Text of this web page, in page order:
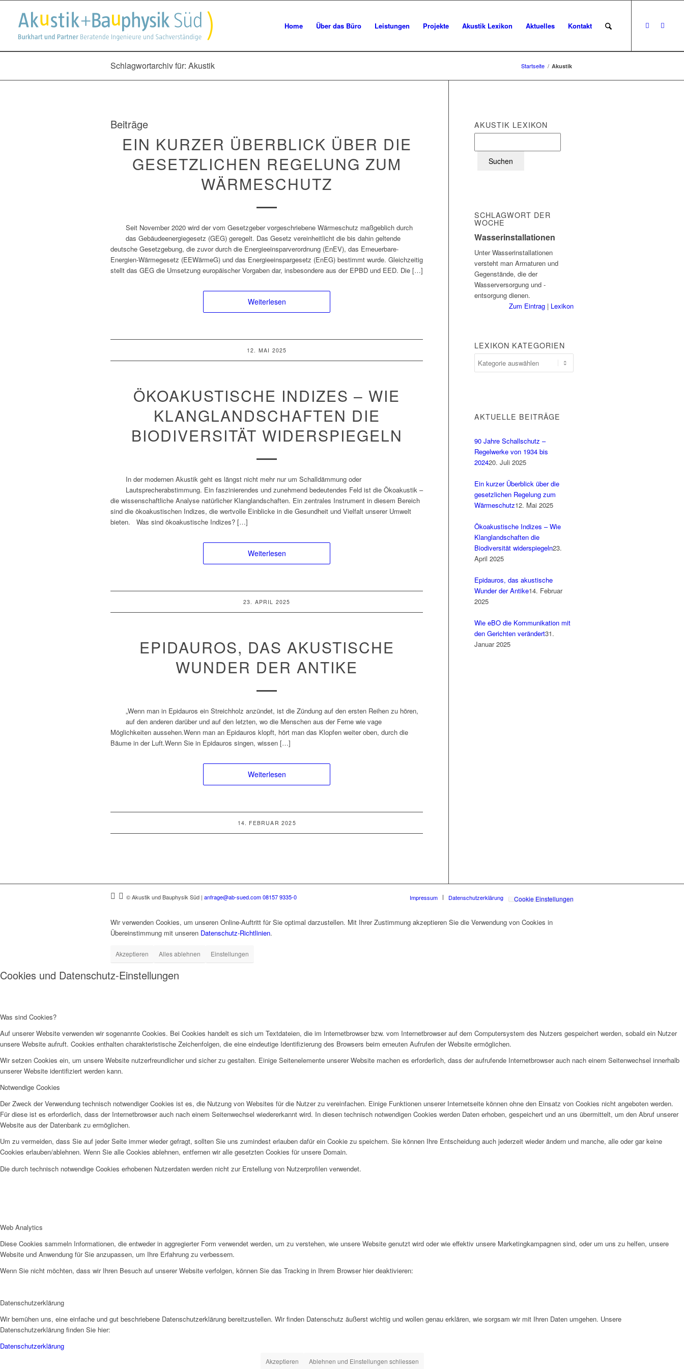
Home Über das Büro Leistungen Projekte Akustik Lexikon Aktuelles Kontakt
Schlagwortarchiv für: Akustik Startseite / Akustik
Beiträge
EIN KURZER ÜBERBLICK ÜBER DIE
GESETZLICHEN REGELUNG ZUM
WÄRMESCHUTZ
Seit November 2020 wird der vom Gesetzgeber vorgeschriebene Wärmeschutz maßgeblich durch
das Gebäudeenergiegesetz (GEG) geregelt. Das Gesetz vereinheitlicht die bis dahin geltende
deutsche Gesetzgebung, die zuvor durch die Energieeinsparverordnung (EnEV), das Erneuerbare-
Energien-Wärmegesetz (EEWärmeG) und das Energieeinspargesetz (EnEG) bestimmt wurde. Gleichzeitig
stellt das GEG die Umsetzung europäischer Vorgaben dar, insbesondere aus der EPBD und EED. Die […]
Weiterlesen
12. MAI 2025
ÖKOAKUSTISCHE INDIZES – WIE
KLANGLANDSCHAFTEN DIE
BIODIVERSITÄT WIDERSPIEGELN
In der modernen Akustik geht es längst nicht mehr nur um Schalldämmung oder
Lautsprecherabstimmung. Ein faszinierendes und zunehmend bedeutendes Feld ist die Ökoakustik –
die wissenschaftliche Analyse natürlicher Klanglandschaften. Ein zentrales Instrument in diesem Bereich
sind die ökoakustischen Indizes, die wertvolle Einblicke in die Gesundheit und Vielfalt unserer Umwelt
bieten. Was sind ökoakustische Indizes? […]
Weiterlesen
23. APRIL 2025
EPIDAUROS, DAS AKUSTISCHE
WUNDER DER ANTIKE
„Wenn man in Epidauros ein Streichholz anzündet, ist die Zündung auf den ersten Reihen zu hören,
auf den anderen darüber und auf den letzten, wo die Menschen aus der Ferne wie vage
Möglichkeiten aussehen.Wenn man an Epidauros klopft, hört man das Klopfen weiter oben, durch die
Bäume in der Luft.Wenn Sie in Epidauros singen, wissen […]
Weiterlesen
14. FEBRUAR 2025
AKUSTIK LEXIKON
SCHLAGWORT DER
WOCHE
Wasserinstallationen
Unter Wasserinstallationen
versteht man Armaturen und
Gegenstände, die der
Wasserversorgung und -
entsorgung dienen.
Zum Eintrag | Lexikon
LEXIKON KATEGORIEN
AKTUELLE BEITRÄGE
90 Jahre Schallschutz –
Regelwerke von 1934 bis
202420. Juli 2025
Ein kurzer Überblick über die
gesetzlichen Regelung zum
Wärmeschutz12. Mai 2025
Ökoakustische Indizes – Wie
Klanglandschaften die
Biodiversität widerspiegeln23.
April 2025
Epidauros, das akustische
Wunder der Antike14. Februar
2025
Wie eBO die Kommunikation mit
den Gerichten verändert31.
Januar 2025
© Akustik und Bauphysik Süd | anfrage@ab-sued.com08157 9335-0 Impressum Datenschutzerklärung Cookie Einstellungen
Wir verwenden Cookies, um unseren Online-Auftritt für Sie optimal darzustellen. Mit Ihrer Zustimmung akzeptieren Sie die Verwendung von Cookies in
Übereinstimmung mit unseren Datenschutz-Richtlinien.
Akzeptieren Alles ablehnen Einstellungen
Cookies und Datenschutz-Einstellungen
Was sind Cookies?
Auf unserer Website verwenden wir sogenannte Cookies. Bei Cookies handelt es sich um Textdateien, die im Internetbrowser bzw. vom Internetbrowser auf dem Computersystem des Nutzers gespeichert werden, sobald ein Nutzer
unsere Website aufruft. Cookies enthalten charakteristische Zeichenfolgen, die eine eindeutige Identifizierung des Browsers beim erneuten Aufrufen der Website ermöglichen.
Wir setzen Cookies ein, um unsere Website nutzerfreundlicher und sicher zu gestalten. Einige Seitenelemente unserer Website machen es erforderlich, dass der aufrufende Internetbrowser auch nach einem Seitenwechsel innerhalb
unserer Website identifiziert werden kann.
Notwendige Cookies
Der Zweck der Verwendung technisch notwendiger Cookies ist es, die Nutzung von Websites für die Nutzer zu vereinfachen. Einige Funktionen unserer Internetseite können ohne den Einsatz von Cookies nicht angeboten werden.
Für diese ist es erforderlich, dass der Internetbrowser auch nach einem Seitenwechsel wiedererkannt wird. In diesen technisch notwendigen Cookies werden Daten erhoben, gespeichert und an uns übermittelt, um den Abruf unserer
Website aus der Datenbank zu ermöglichen.
Um zu vermeiden, dass Sie auf jeder Seite immer wieder gefragt, sollten Sie uns zumindest erlauben dafür ein Cookie zu speichern. Sie können Ihre Entscheidung auch jederzeit wieder ändern und manche, alle oder gar keine
Cookies erlauben/ablehnen. Wenn Sie alle Cookies ablehnen, entfernen wir alle gesetzten Cookies für unsere Domain.
Die durch technisch notwendige Cookies erhobenen Nutzerdaten werden nicht zur Erstellung von Nutzerprofilen verwendet.
Web Analytics
Diese Cookies sammeln Informationen, die entweder in aggregierter Form verwendet werden, um zu verstehen, wie unsere Website genutzt wird oder wie effektiv unsere Marketingkampagnen sind, oder um uns zu helfen, unsere
Website und Anwendung für Sie anzupassen, um Ihre Erfahrung zu verbessern.
Wenn Sie nicht möchten, dass wir Ihren Besuch auf unserer Website verfolgen, können Sie das Tracking in Ihrem Browser hier deaktivieren:
Datenschutzerklärung
Wir bemühen uns, eine einfache und gut beschriebene Datenschutzerklärung bereitzustellen. Wir finden Datenschutz äußerst wichtig und wollen genau erklären, wie sorgsam wir mit Ihren Daten umgehen. Unsere
Datenschutzerklärung finden Sie hier:
Datenschutzerklärung
Akzeptieren Ablehnen und Einstellungen schliessen